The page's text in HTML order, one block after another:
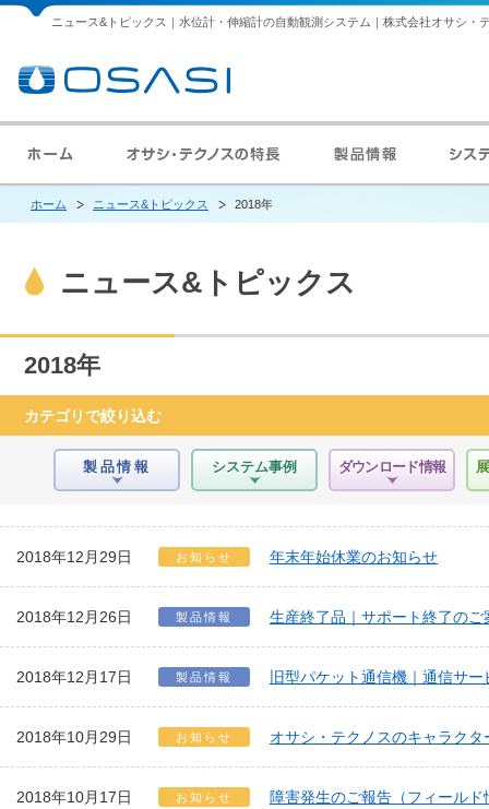
ニュース&トピックス｜水位計・伸縮計の自動観測システム｜株式会社オサシ・
ホーム ニュース&トピックス 2018年
ニュース&トピックス
2018年
カテゴリで絞り込む
製品情報 システム事例 ダウンロード情報
2018年12月29日 お知らせ 年末年始休業のお知らせ
2018年12月26日 製品情報 生産終了品｜サポート終了のご
2018年12月17日 製品情報 旧型パケット通信機｜通信サ
2018年10月29日 お知らせ オサシ・テクノスのキャラク
2018年10月17日 お知らせ 障害発生のご報告（フィールド